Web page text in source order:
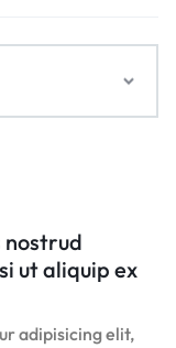
nostrud
ut aliquip ex
adipisicing elit,